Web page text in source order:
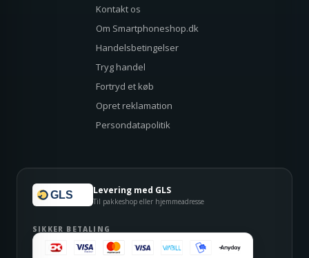
Kontakt os
Om Smartphoneshop.dk
Handelsbetingelser
Tryg handel
Fortryd et køb
Opret reklamation
Persondatapolitik
GLS Levering med GLS
Til pakkeshop eller hjemmeadresse
SIKKER BETALING